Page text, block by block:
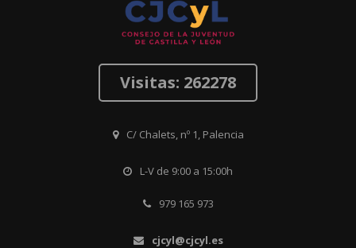
Visitas: 262278
C/ Chalets, nº 1, Palencia
L-V de 9:00 a 15:00h
979 165 973
cjcyl@cjcyl.es